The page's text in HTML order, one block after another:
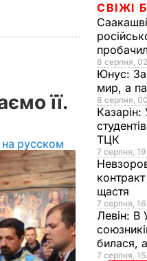
її.
русском
СВІЖІ
8 серпня,
Юнус:
мир, а
8 серпня,
Казарін:
ТЦК
7 серпня,
щастя
7 серпня,
Левін: В
билася,
7 серпня,